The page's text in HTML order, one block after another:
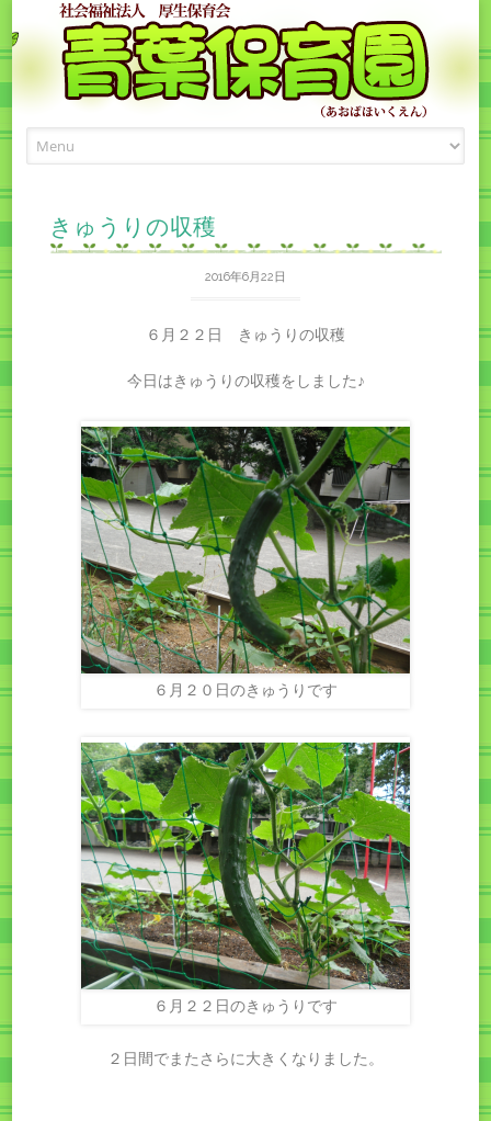
to
きゅうりの収穫
2016年6月22日
６月２２日 きゅうりの収穫
今日はきゅうりの収穫をしました♪
６月２０日のきゅうりです
６月２２日のきゅうりです
２日間でまたさらに大きくなりました。